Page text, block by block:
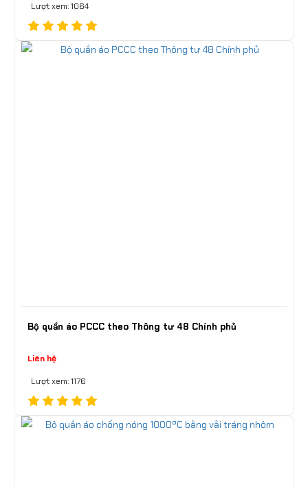
Lượt xem: 1064
Bộ quần áo PCCC theo Thông tư 48 Chính phủ
Liên hệ
Lượt xem: 1176